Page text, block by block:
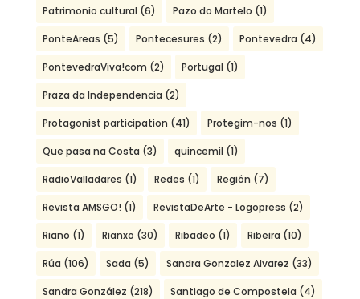
Patrimonio cultural (6) Pazo do Martelo (1)
PonteAreas (5) Pontecesures (2) Pontevedra (4)
PontevedraViva!com (2) Portugal (1)
Praza da Independencia (2)
Protagonist participation (41) Protegim-nos (1)
Que pasa na Costa (3) quincemil (1)
RadioValladares (1) Redes (1) Región (7)
Revista AMSGO! (1) RevistaDeArte - Logopress (2)
Riano (1) Rianxo (30) Ribadeo (1) Ribeira (10)
Rúa (106) Sada (5) Sandra Gonzalez Alvarez (33)
Sandra González (218) Santiago de Compostela (4)